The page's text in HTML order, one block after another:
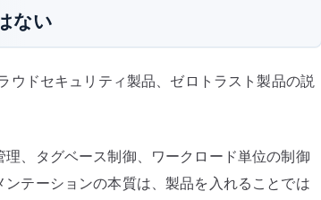
ない
ウドセキュリティ製品、ゼロトラスト製品の説
、タグベース制御、ワークロード単位の制御
テーションの本質は、製品を入れることでは